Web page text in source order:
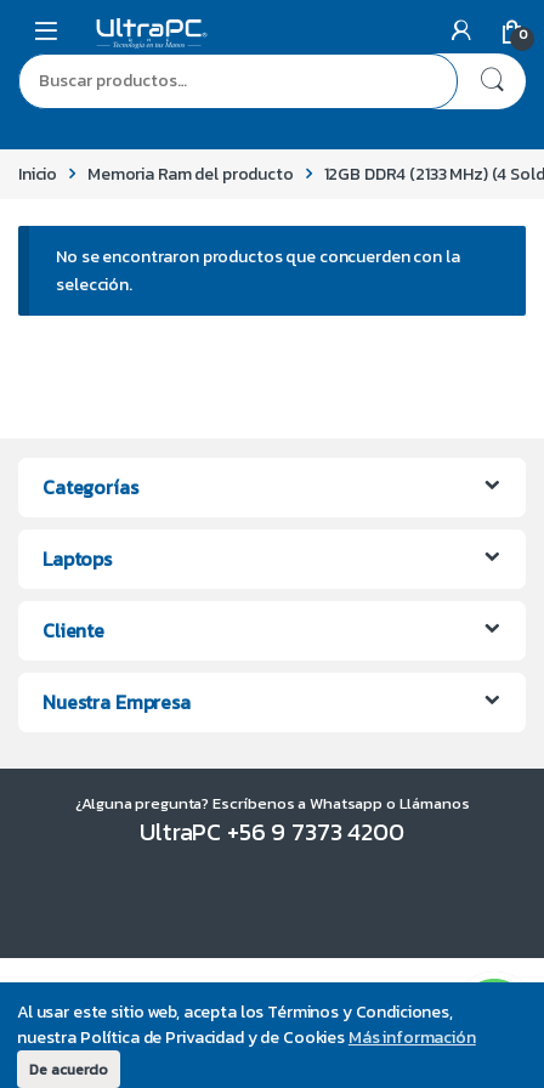
Al usar este sitio web, acepta los Términos y Condiciones,
nuestra Política de Privacidad y de CookiesMás información
De acuerdo
0
Inicio Memoria Ram del producto 12GB DDR4 (2133 MHz) (4
No se encontraron productos que concuerden con la
selección.
Categorías
Laptops
Cliente
Nuestra Empresa
¿Alguna pregunta? Escríbenos a Whatsapp o Llámanos
UltraPC +56 9 7373 4200